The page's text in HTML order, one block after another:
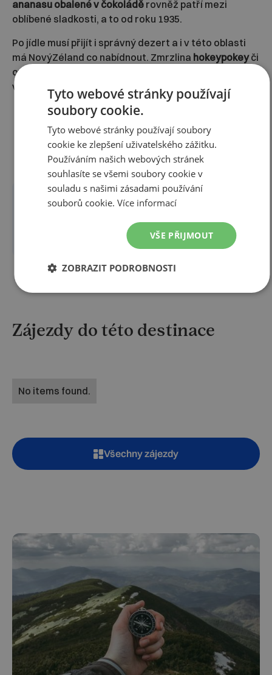
ananasu obalené v čokoládě rovněž patří mezi
oblíbené sladkosti, a to od roku 1935.
Po jídle musí přijít i správný dezert a i v této oblasti
má NovýZéland co nabídnout. Zmrzlina hokeypokeyči
ovocné koláče určitě polaskají na jazyku a uspokojí
vaše chuťové buňky víc než dost.
Zaujal vás článek?
Sdílejte jej dále:
Zájezdy do této destinace
No items found.
Všechny zájezdy
Tyto webové stránky používají
soubory cookie.
Tyto webové stránky používají soubory
cookie ke zlepšení uživatelského zážitku.
Používáním našich webových stránek
souhlasíte se všemi soubory cookie v
souladu s našimi zásadami používání
souborů cookie.Více informací
VŠE PŘIJMOUT
ZOBRAZIT PODROBNOSTI